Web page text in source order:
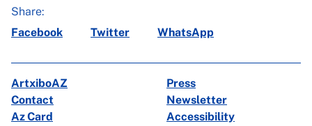
Share:
Facebook
Twitter WhatsApp
ArtxiboAZ
Press
Contact
Newsletter
Az Card
Accessibility